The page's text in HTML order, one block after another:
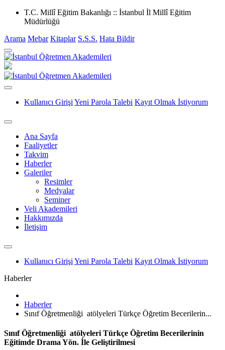
T.C. Millî Eğitim Bakanlığı :: İstanbul İl Millî Eğitim
Müdürlüğü
Arama Mebar Kitaplar S.S.S. Hata Bildir
Kullanıcı Girişi Yeni Parola Talebi Kayıt Olmak İstiyorum
Ana Sayfa
Faaliyetler
Takvim
Haberler
Galeriler
Resimler
Medyalar
Seminer
Veli Akademileri
Hakkımızda
İletişim
Kullanıcı Girişi Yeni Parola Talebi Kayıt Olmak İstiyorum
Haberler
Haberler
Sınıf Öğretmenliği atölyeleri Türkçe Öğretim Becerilerin...
Sınıf Öğretmenliği atölyeleri Türkçe Öğretim Becerilerinin
Eğitimde Drama Yön. İle Geliştirilmesi